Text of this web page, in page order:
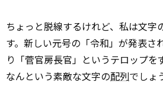
ちょっと脱線するけれど、私は文字
す。新しい元号の「令和」が発表さ
り「菅官房長官」というテロップを
なんという素敵な文字の配列でしょ